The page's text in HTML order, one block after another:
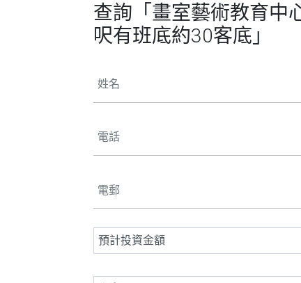
查詢「畫室藝術教育中
呎有班底約30客底」